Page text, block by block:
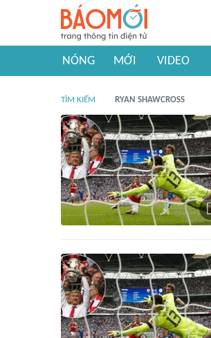
NÓNG MỚI VIDEO
TÌM KIẾM RYAN SHAWCROSS